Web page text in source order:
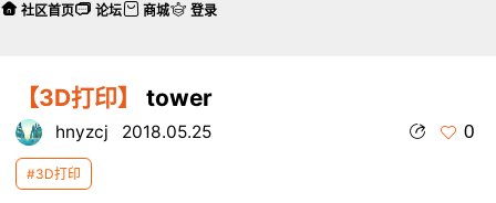
【3D打印】 tower
hnyzcj 2018.05.25 0
#3D打印
社区首页 论坛 商城 登录